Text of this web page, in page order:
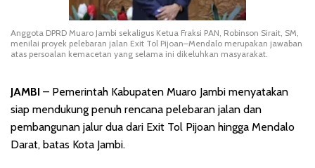
Anggota DPRD Muaro Jambi sekaligus Ketua Fraksi PAN, Robinson Sirait, SM,
menilai proyek pelebaran jalan Exit Tol Pijoan–Mendalo merupakan jawaban
atas persoalan kemacetan yang selama ini dikeluhkan masyarakat.
JAMBI – Pemerintah Kabupaten Muaro Jambi menyatakan
siap mendukung penuh rencana pelebaran jalan dan
pembangunan jalur dua dari Exit Tol Pijoan hingga Mendalo
Darat, batas Kota Jambi.